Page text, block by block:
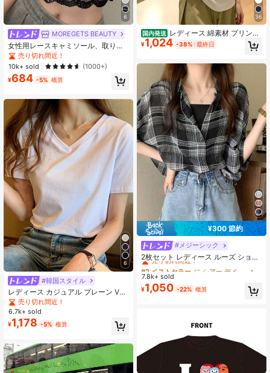
6
MOREGETS BEAUTY
女性用レースキャミソール、取り外
し可能なパッド付き、かわいい&セク
シーな無地インナー、新学期、冬、
クリスマス、春節、カジュアルブラ
ックサマーに適しています、シック&
売り切れ間近！
10k+ sold
(1000+)
¥684 -5% 概算
6
#韓国スタイル
レディース カジュアル プレーン Vネ
ック 半袖 Tシャツ、夏 ホワイト
売り切れ間近！
6.7k+ sold
¥1,178 -5% 概算
36
国内発送 レディース 綿素材 プリント
柄 半袖 T シャツ クルーネック カジ
ュアル 柔らか肌触り 通気性良好 夏
ーカジュアルトップス
¥1,024 -38% 最終日
¥300 節約
#メジーシック
2枚セット レディース ルーズ ショー
トシャツ & キャミソールトップ、春/
夏新作、チェック柄 薄手 セミシアー
シフォン 日よけブラウス カジュアル
ブラック
#2 ベストセラー
売り切れ間近！
#2 ベストセラー
売り切れ間近！
#2 ベストセラー
売り切れ間近！
#2 ベストセラー
7.8k+ sold
¥1,050 -22% 概算